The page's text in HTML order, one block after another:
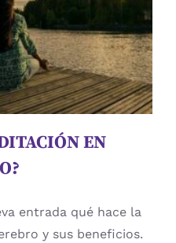
OLVIDOS
DE
OTRAS
PERSONAS
Educación
estimulación
Neuropsicologia
Rehabilitación Cognitiva
EN
entrada qué hace la
y sus beneficios.